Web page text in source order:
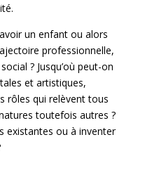
un enfant ou alors
professionnelle,
? Jusqu’où peut-on
et artistiques,
rôles qui relèvent tous
toutefois autres ?
existantes ou à inventer